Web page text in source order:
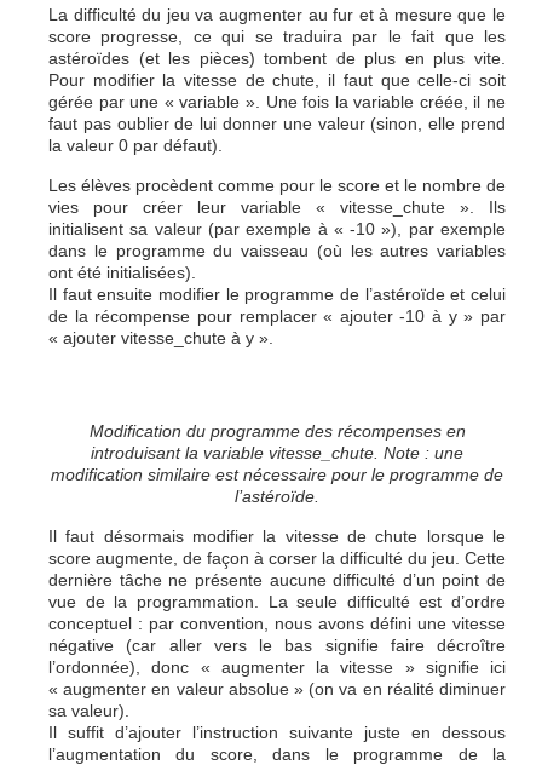
La difficulté du jeu va augmenter au fur et à mesure que le
score progresse, ce qui se traduira par le fait que les
astéroïdes (et les pièces) tombent de plus en plus vite.
Pour modifier la vitesse de chute, il faut que celle-ci soit
gérée par une « variable ». Une fois la variable créée, il ne
faut pas oublier de lui donner une valeur (sinon, elle prend
la valeur 0 par défaut).
Les élèves procèdent comme pour le score et le nombre de
vies pour créer leur variable « vitesse_chute ». Ils
initialisent sa valeur (par exemple à « -10 »), par exemple
dans le programme du vaisseau (où les autres variables
ont été initialisées).
Il faut ensuite modifier le programme de l’astéroïde et celui
de la récompense pour remplacer « ajouter -10 à y » par
« ajouter vitesse_chute à y ».
Modification du programme des récompenses en
introduisant la variable vitesse_chute. Note : une
modification similaire est nécessaire pour le programme de
l’astéroïde.
Il faut désormais modifier la vitesse de chute lorsque le
score augmente, de façon à corser la difficulté du jeu. Cette
dernière tâche ne présente aucune difficulté d’un point de
vue de la programmation. La seule difficulté est d’ordre
conceptuel : par convention, nous avons défini une vitesse
négative (car aller vers le bas signifie faire décroître
l’ordonnée), donc « augmenter la vitesse » signifie ici
« augmenter en valeur absolue » (on va en réalité diminuer
sa valeur).
Il suffit d’ajouter l’instruction suivante juste en dessous
l’augmentation du score, dans le programme de la